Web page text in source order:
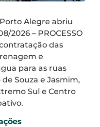
Alegre abriu
2026 – PROCESSO
das
e
para as ruas
Souza e Jasmim,
Sul e Centro